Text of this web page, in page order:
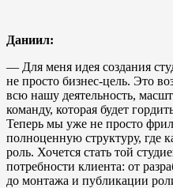
Даниил:
— Для меня идея создания
не просто бизнес-цель. Это
всю нашу деятельность,
команду, которая будет
Теперь мы уже не просто
полноценную структуру, где
роль. Хочется стать той
потребности клиента: от
до монтажа и публикации